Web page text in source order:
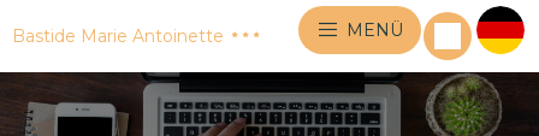
Bastide Marie Antoinette MENÜ